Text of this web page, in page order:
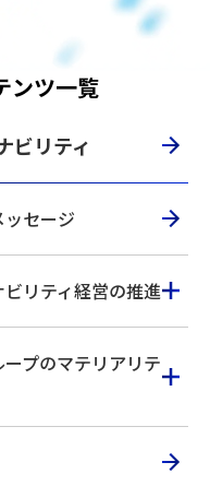
ンツ一覧
ビリティ
ッセージ
リティ経営の推進
プのマテリアリテ